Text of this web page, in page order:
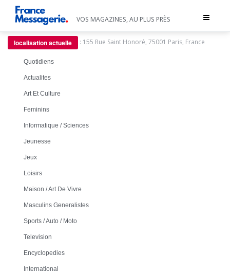
Toggle
VOS MAGAZINES, AU PLUS PRÈS
localisation actuelle : 155 Rue Saint Honoré, 75001 Paris, France
Quotidiens
Actualites
Art Et Culture
Feminins
Informatique / Sciences
Jeunesse
Jeux
Loisirs
Maison / Art De Vivre
Masculins Generalistes
Sports / Auto / Moto
Television
Encyclopedies
International